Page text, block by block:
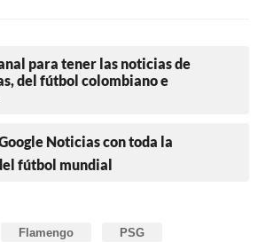
para tener las noticias de
del fútbol colombiano e
Noticias con toda la
fútbol mundial
Flamengo PSG